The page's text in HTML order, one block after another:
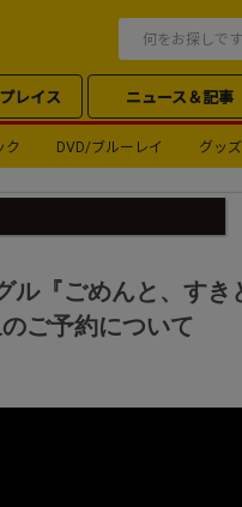
レイス ニュース＆記事
ク DVD/ブルーレイ グッズ
ル『ごめんと、す
ご予約について